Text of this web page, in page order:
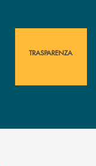
filiali&nbsp; di Banca
immediata?
TRASPARENZA